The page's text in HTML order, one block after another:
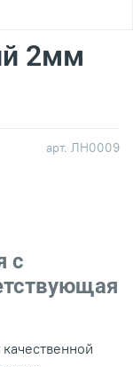
арт. ЛН0009
2мм
с